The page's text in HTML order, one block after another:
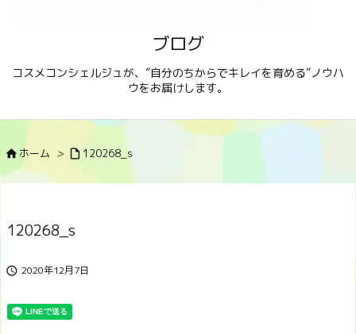
ブログ
コスメコンシェルジュが、”自分のちからでキレイを育める”ノウハ
ウをお届けします。
ホーム >  120268_s
120268_s
 2020年12月7日